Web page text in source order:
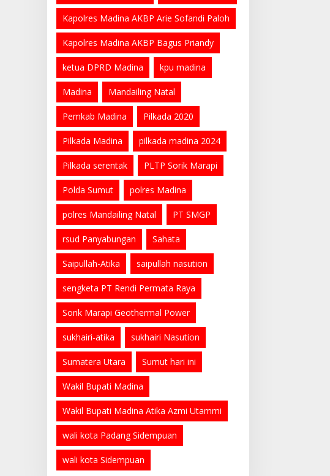
Kapolres Madina AKBP Arie Sofandi Paloh
Kapolres Madina AKBP Bagus Priandy
ketua DPRD Madina kpu madina
Madina Mandailing Natal
Pemkab Madina Pilkada 2020
Pilkada Madina pilkada madina 2024
Pilkada serentak PLTP Sorik Marapi
Polda Sumut polres Madina
polres Mandailing Natal PT SMGP
rsud Panyabungan Sahata
Saipullah-Atika saipullah nasution
sengketa PT Rendi Permata Raya
Sorik Marapi Geothermal Power
sukhairi-atika sukhairi Nasution
Sumatera Utara Sumut hari ini
Wakil Bupati Madina
Wakil Bupati Madina Atika Azmi Utammi
wali kota Padang Sidempuan
wali kota Sidempuan